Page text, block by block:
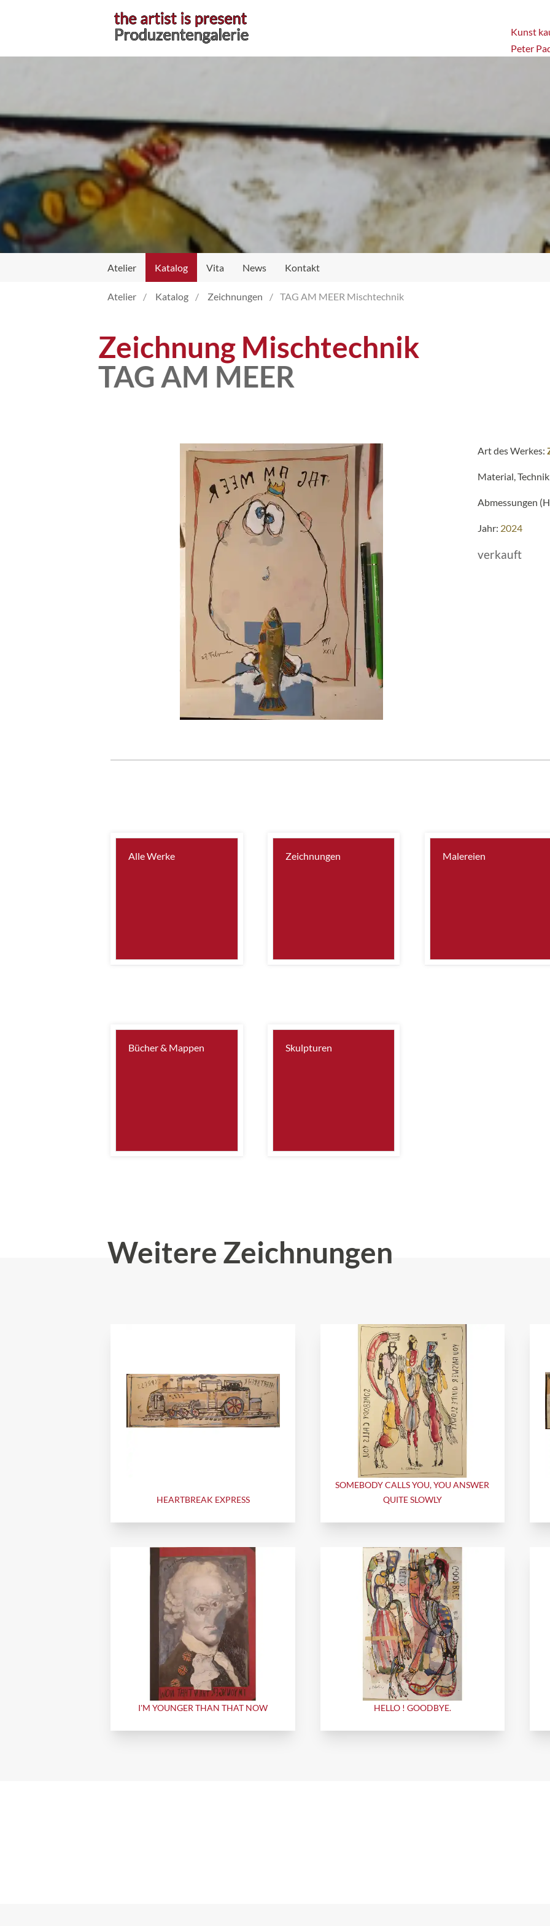
Kunst
Peter
Atelier Katalog Vita News Kontakt
Atelier
Atelier Katalog Zeichnungen TAG AM MEER Mischtechnik
Zeichnung Mischtechnik
TAG AM MEER
Art des Werkes:
Material,
Abmessungen
Jahr: 2024
verkauft
Alle Werke Zeichnungen Malereien
Bücher & Mappen Skulpturen
Weitere Zeichnungen
HEARTBREAK EXPRESS
SOMEBODY CALLS YOU, YOU ANSWER
QUITE SLOWLY
I'M YOUNGER THAN THAT NOW HELLO ! GOODBYE.